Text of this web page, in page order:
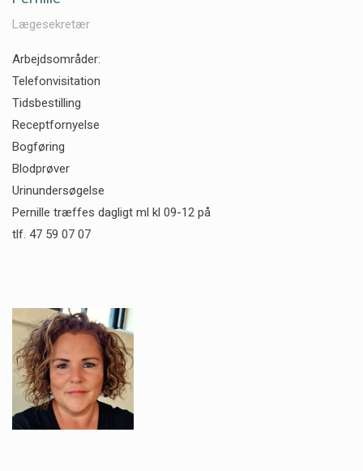
Lægesekretær
Arbejdsområder:
Telefonvisitation
Tidsbestilling
Receptfornyelse
Bogføring
Blodprøver
Urinundersøgelse
Pernille træffes dagligt ml kl 09-12 på
tlf. 47 59 07 07